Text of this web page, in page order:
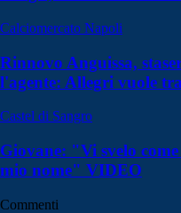
Calciomercato Napoli
Rinnovo Anguissa,
l'agente: Allegri vuole
Castel di Sangro
Giovane: "Vi svelo
mio nome" VIDEO
Commenti